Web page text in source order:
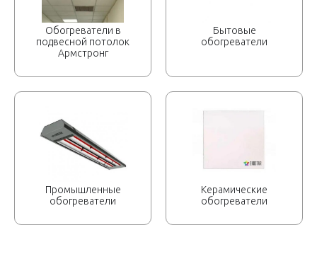
Обогреватели в
подвесной потолок
Армстронг
Бытовые
обогреватели
Промышленные
обогреватели
Керамические
обогреватели